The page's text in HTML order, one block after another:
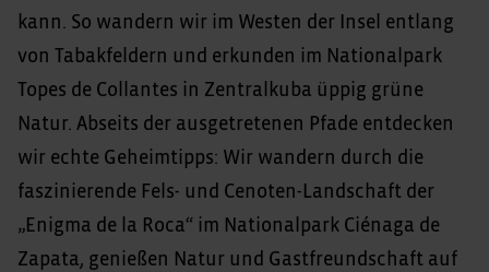
kann. So wandern wir im Westen der Insel entlang
von Tabakfeldern und erkunden im Nationalpark
Topes de Collantes in Zentralkuba üppig grüne
Natur. Abseits der ausgetretenen Pfade entdecken
wir echte Geheimtipps: Wir wandern durch die
faszinierende Fels- und Cenoten-Landschaft der
„Enigma de la Roca“ im Nationalpark Ciénaga de
Zapata, genießen Natur und Gastfreundschaft auf